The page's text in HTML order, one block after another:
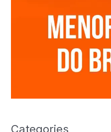
Categories